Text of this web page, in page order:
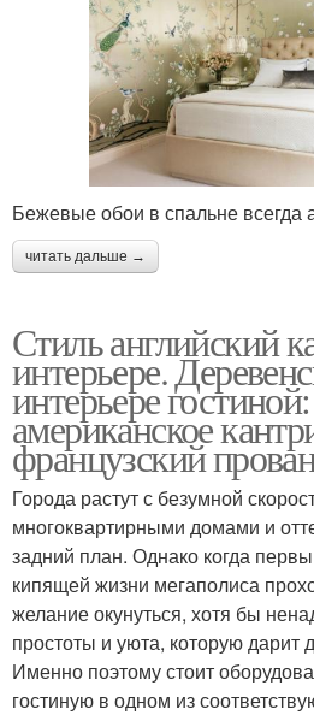
Бежевые обои в спальне всегда
читать дальше →
Стиль английский
интерьере.
интерьере
американское
французский
Города растут с безумной
многоквартирными домами и
задний план. Однако когда
кипящей жизни мегаполиса
желание окунуться, хотя бы
простоты и уюта, которую дарит
Именно поэтому стоит
гостиную в одном из